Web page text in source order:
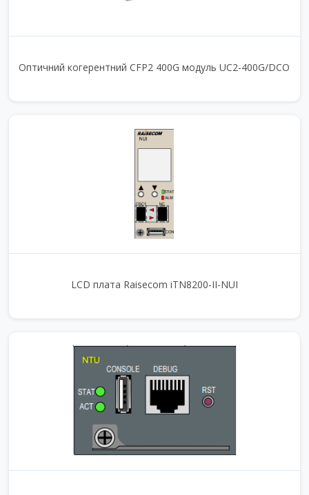
Оптичний когерентний CFP2 400G модуль UC2-400G/DCO
LCD плата Raisecom iTN8200-II-NUI